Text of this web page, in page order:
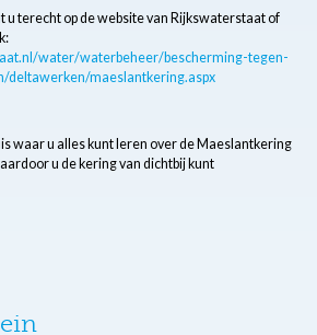
terecht op de website van Rijkswaterstaat of
water/waterbeheer/bescherming-tegen-
maeslantkering.aspx
waar u alles kunt leren over de Maeslantkering
u de kering van dichtbij kunt